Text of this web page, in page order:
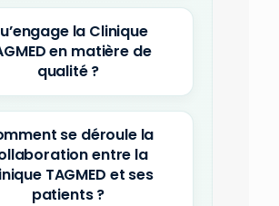
la Clinique
en matière de
qualité ?
se déroule la
entre la
TAGMED et ses
patients ?